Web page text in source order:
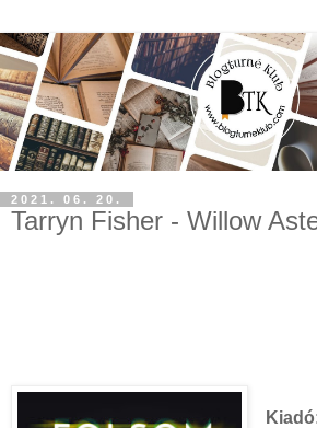
2021. 06. 20.
Tarryn Fisher - Willow